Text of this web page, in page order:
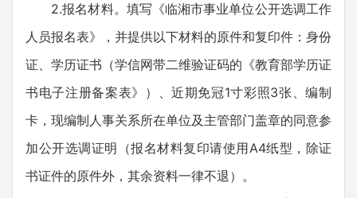
2.报名材料。填写《临湘市事业单位公开选调工作
人员报名表》，并提供以下材料的原件和复印件：身份
证、学历证书（学信网带二维验证码的《教育部学历证
书电子注册备案表》）、近期免冠1寸彩照3张、编制
卡，现编制人事关系所在单位及主管部门盖章的同意参
加公开选调证明（报名材料复印请使用A4纸型，除证
书证件的原件外，其余资料一律不退）。